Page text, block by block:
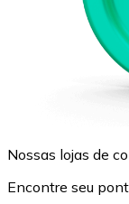
Nossas lojas de
Encontre seu